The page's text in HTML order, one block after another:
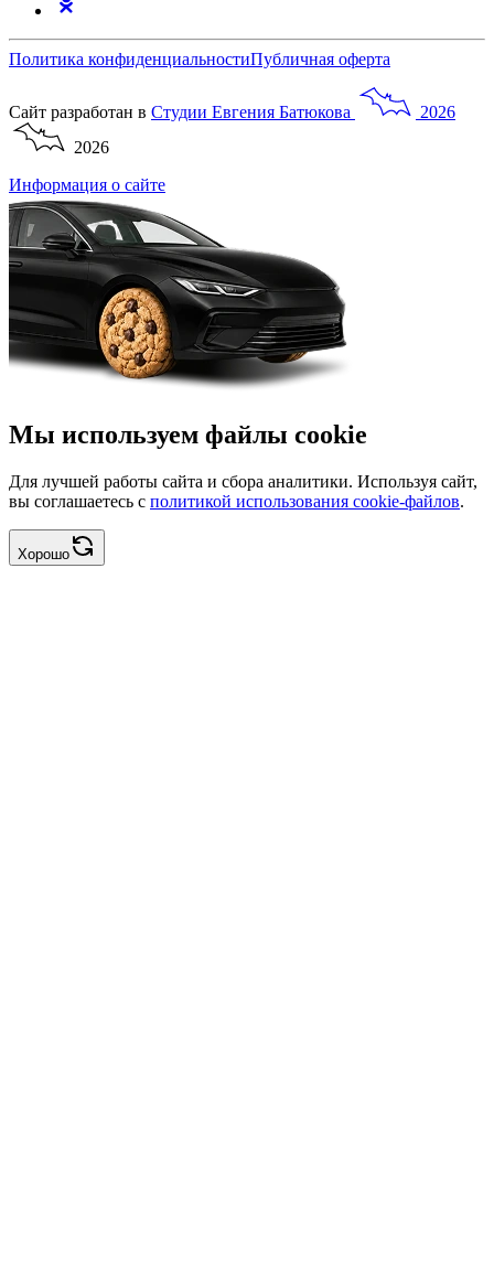
Политика конфиденциальностиПубличная оферта
Сайт разработан в Студии Евгения Батюкова
2026
2026
Информация о сайте
Мы используем файлы cookie
Для лучшей работы сайта и сбора аналитики. Используя сайт,
вы соглашаетесь с политикой использования cookie-файлов.
Хорошо